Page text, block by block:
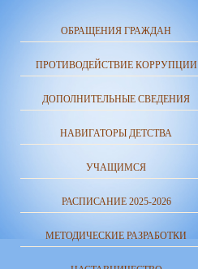
ОБРАЩЕНИЯ ГРАЖДАН
ПРОТИВОДЕЙСТВИЕ КОРРУПЦИИ
ДОПОЛНИТЕЛЬНЫЕ СВЕДЕНИЯ
НАВИГАТОРЫ ДЕТСТВА
УЧАЩИМСЯ
РАСПИСАНИЕ 2025-2026
МЕТОДИЧЕСКИЕ РАЗРАБОТКИ